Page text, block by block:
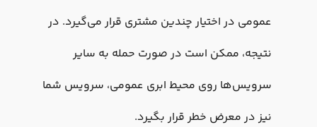
عمومی در اختیار چندین مشتری قرار می‌گیرد. در
نتیجه، ممکن است در صورت حمله به سایر
سرویس‌ها روی محیط ابری عمومی، سرویس شما
نیز در معرض خطر قرار بگیرد.